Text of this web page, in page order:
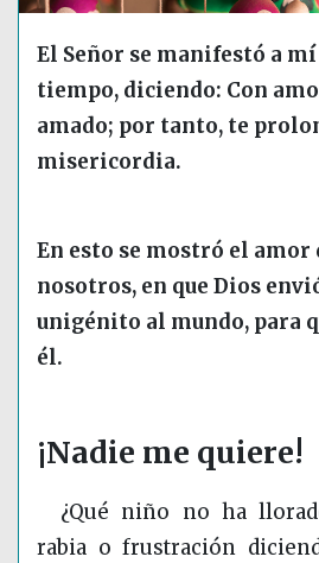
El Señor se manifestó a
tiempo, diciendo: Con
amado; por tanto, te
misericordia.
En esto se mostró el amor
nosotros, en que Dios
unigénito al mundo, para
él.
¡Nadie me quiere!
¿Qué niño no ha
rabia o frustración